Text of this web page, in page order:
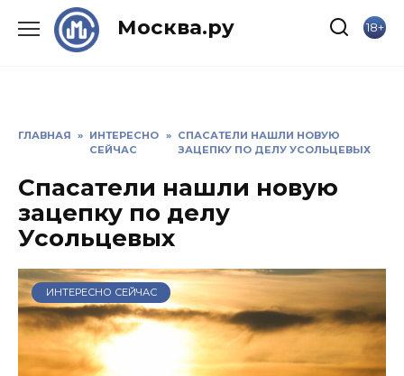
Москва.ру 18+
ГЛАВНАЯ » ИНТЕРЕСНО
СЕЙЧАС
»
СПАСАТЕЛИ НАШЛИ НОВУЮ
ЗАЦЕПКУ ПО ДЕЛУ УСОЛЬЦЕВЫХ
Спасатели нашли новую
зацепку по делу
Усольцевых
ИНТЕРЕСНО СЕЙЧАС